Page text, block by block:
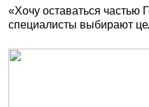
«Хочу оставаться частью
специалисты выбирают